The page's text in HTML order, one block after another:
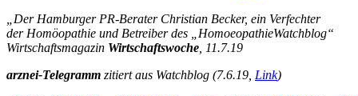
„Der Hamburger PR-Berater Christian Becker, ein Verfechter
der Homöopathie und Betreiber des „HomoeopathieWatchblog“
Wirtschaftsmagazin Wirtschaftswoche, 11.7.19
arznei-Telegramm zitiert aus Watchblog (7.6.19, Link)